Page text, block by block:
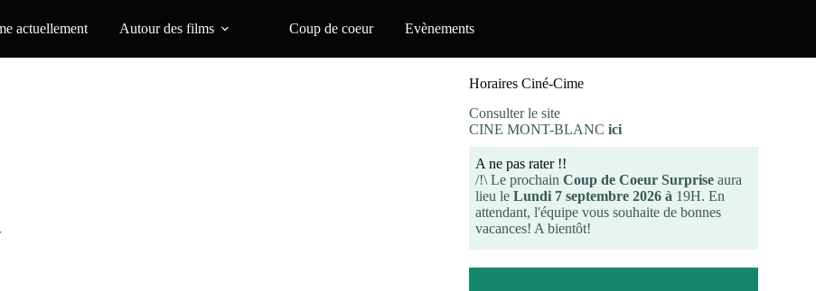
actuellement Autour des films Coup de coeur Evènements
Horaires Ciné-Cime
Consulter le site
CINE MONT-BLANC ici
A ne pas rater !!
/!\ Le prochain Coup de Coeur Surprise aura
lieu le Lundi 7 septembre 2026 à 19H. En
attendant, l'équipe vous souhaite de bonnes
vacances! A bientôt!